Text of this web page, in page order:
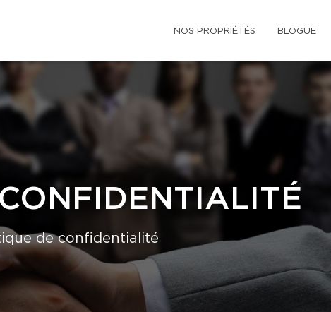
NOS PROPRIÉTÉS BLOGUE
de confidentialité